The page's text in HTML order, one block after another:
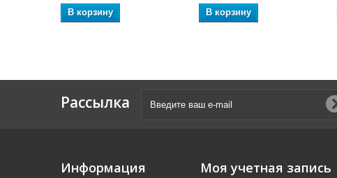
В корзину В корзину
Рассылка
Информация Моя учетная запись